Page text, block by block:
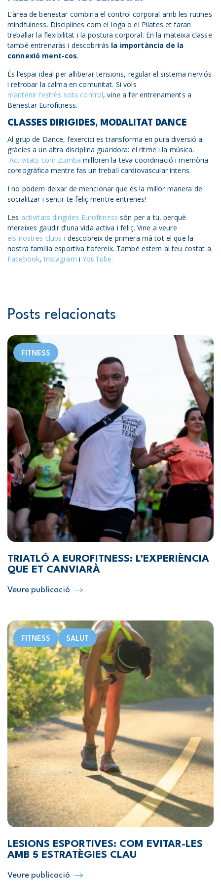
L’àrea de benestar combina el control corporal amb les rutines
mindfulness. Disciplines com el Ioga o el Pilates et faran
treballar la flexibilitat i la postura corporal. En la mateixa classe
també entrenaràs i descobriràs la importància de la
connexió ment-cos.
És l’espai ideal per alliberar tensions, regular el sistema nerviós
i retrobar la calma en comunitat. Si vols
mantenir l’estrès sota control, vine a fer entrenaments a
Benestar Eurofitness.
CLASSES DIRIGIDES, MODALITAT DANCE
Al grup de Dance, l’exercici es transforma en pura diversió a
gràcies a un altra disciplina guaridora: el ritme i la música.
Activitats com Zumba milloren la teva coordinació i memòria
coreogràfica mentre fas un treball cardiovascular intens.
I no podem deixar de mencionar que és la millor manera de
socialitzar i sentir-te feliç mentre entrenes!
Les activitats dirigides Eurofitness són per a tu, perquè
mereixes gaudir d’una vida activa i feliç. Vine a veure
els nostres clubs i descobreix de primera mà tot el que la
nostra família esportiva t’ofereix. També estem al teu costat a
Facebook, Instagram iYouTube.
Posts relacionats
FITNESS
TRIATLÓ A EUROFITNESS: L’EXPERIÈNCIA
QUE ET CANVIARÀ
Veure publicació
FITNESS SALUT
LESIONS ESPORTIVES: COM EVITAR-LES
AMB 5 ESTRATÈGIES CLAU
Veure publicació